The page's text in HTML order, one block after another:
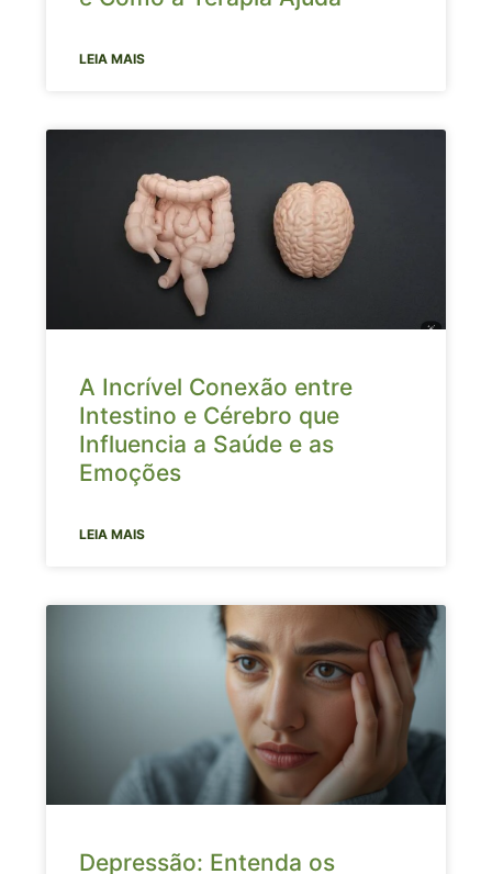
LEIA MAIS
A Incrível Conexão entre
Intestino e Cérebro que
Influencia a Saúde e as
Emoções
LEIA MAIS
Depressão: Entenda os